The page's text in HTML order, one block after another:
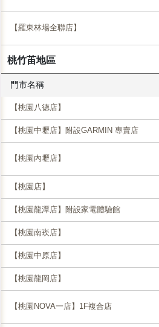
【羅東林場全聯店】
桃竹苖地區
門市名稱
【桃園八德店】
【桃園中壢店】附設GARMIN 專賣店
【桃園內壢店】
【桃園店】
【桃園龍潭店】附設家電體驗館
【桃園南崁店】
【桃園中原店】
【桃園龍岡店】
【桃園NOVA一店】1F複合店